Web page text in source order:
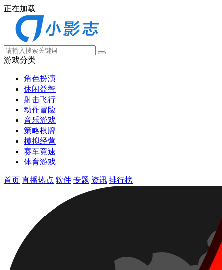
正在加载
游戏分类
角色扮演
休闲益智
射击飞行
动作冒险
音乐游戏
策略棋牌
模拟经营
赛车竞速
体育游戏
首页 直播热点 软件 专题 资讯 排行榜